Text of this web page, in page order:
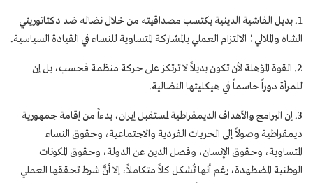
1. بديل الفاشية الدينية يكتسب مصداقيته من خلال نضاله ضد دكتاتوريتي
الشاه والملالي؛ الالتزام العملي بالمشاركة المتساوية للنساء في القيادة السياسية.
2. القوة المؤهلة لأن تکون بديلاً لا ترتكز على حركة منظمة فحسب، بل إن
للمرأة دوراً حاسماً في هيكليتها النضالية.
3. إن البرامج والأهداف الديمقراطية لمستقبل إيران، بدءاً من إقامة جمهورية
ديمقراطية وصولاً إلى الحريات الفردية والاجتماعية، وحقوق النساء
المتساوية، وحقوق الإنسان، وفصل الدين عن الدولة، وحقوق المكونات
الوطنية المضطهدة، رغم أنها تُشكل كلاً متكاملاً، إلا أنَّ شرط تحققها العملي